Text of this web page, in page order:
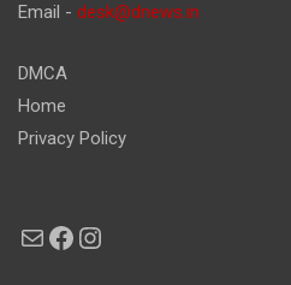
Email - desk@dnews.in
DMCA
Home
Privacy Policy
MailFacebook
Instagram